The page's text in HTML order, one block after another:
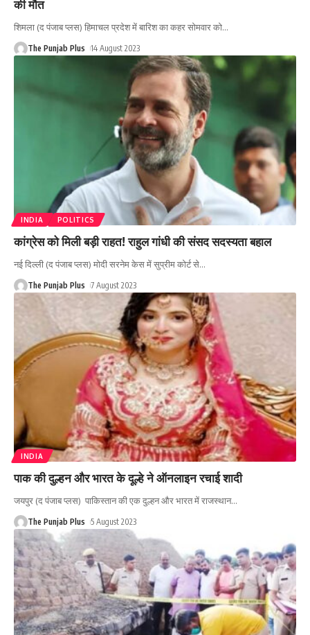
की मौत
शिमला (द पंजाब प्लस) हिमाचल प्रदेश में बारिश का कहर सोमवार को…
The Punjab Plus 14 August 2023
INDIA POLITICS
कांग्रेस को मिली बड़ी राहत! राहुल गांधी की संसद सदस्यता बहाल
नई दिल्ली (द पंजाब प्लस) मोदी सरनेम केस में सुप्रीम कोर्ट से…
The Punjab Plus 7 August 2023
INDIA
पाक की दुल्हन और भारत के दूल्हे ने ऑनलाइन रचाई शादी
जयपुर (द पंजाब प्लस) पाकिस्तान की एक दुल्हन और भारत में राजस्थान…
The Punjab Plus 5 August 2023